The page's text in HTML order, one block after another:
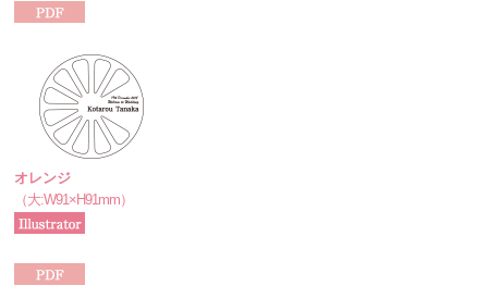
オレンジ
（大:W91×H91mm）